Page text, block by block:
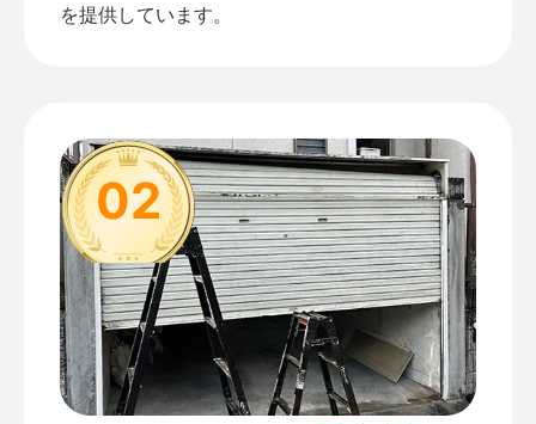
を提供しています。
02